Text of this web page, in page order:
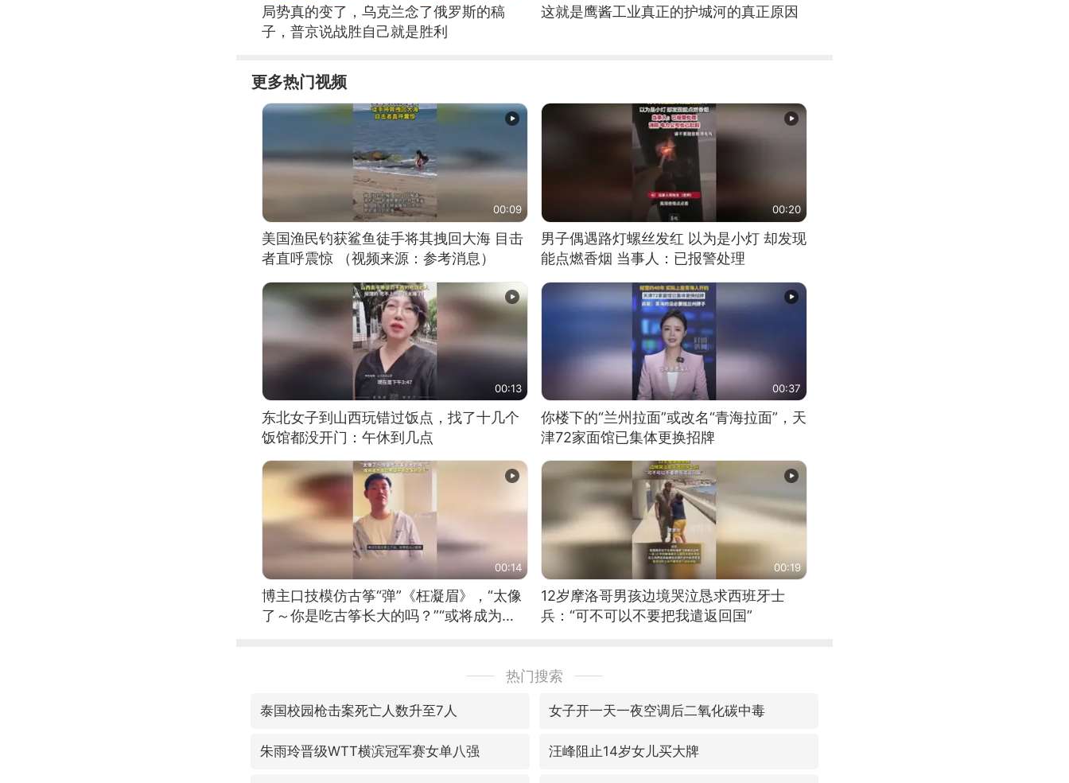
局势真的变了，乌克兰念了俄罗斯的稿
子，普京说战胜自己就是胜利
这就是鹰酱工业真正的护城河的真正原因
更多热门视频
00:09
美国渔民钓获鲨鱼徒手将其拽回大海 目击
者直呼震惊 （视频来源：参考消息）
00:20
男子偶遇路灯螺丝发红 以为是小灯 却发现
能点燃香烟 当事人：已报警处理
00:13
东北女子到山西玩错过饭点，找了十几个
饭馆都没开门：午休到几点
00:37
你楼下的“兰州拉面”或改名“青海拉面”，天
津72家面馆已集体更换招牌
00:14
博主口技模仿古筝“弹”《枉凝眉》，“太像
了～你是吃古筝长大的吗？”“或将成为首
00:19
12岁摩洛哥男孩边境哭泣恳求西班牙士
兵：“可不可以不要把我遣返回国”
热门搜索
泰国校园枪击案死亡人数升至7人 女子开一天一夜空调后二氧化碳中毒
朱雨玲晋级WTT横滨冠军赛女单八强 汪峰阻止14岁女儿买大牌